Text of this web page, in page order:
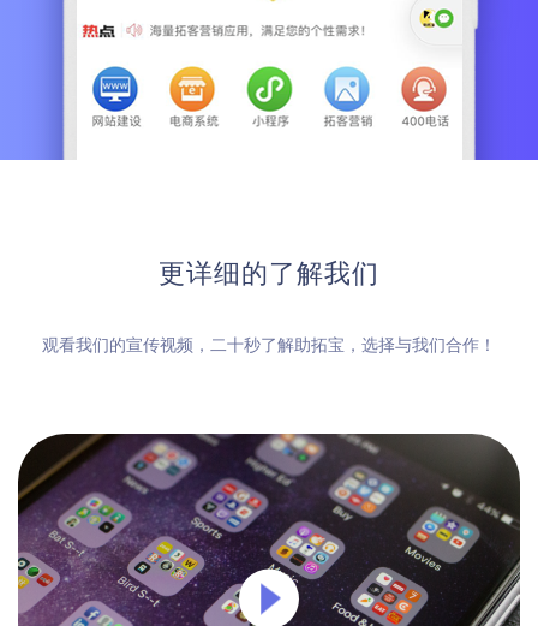
更详细的了解我们
观看我们的宣传视频，二十秒了解助拓宝，选择与我们合作！